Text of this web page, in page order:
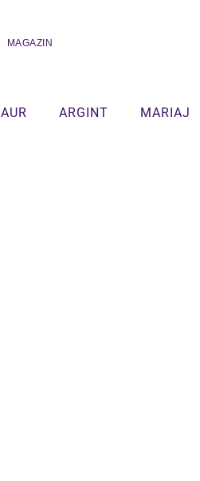
MAGAZIN
AUR ARGINT MARIAJ